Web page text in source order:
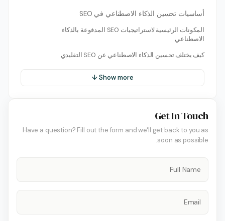
أساسيات تحسين الذكاء الاصطناعي في SEO
المكونات الرئيسية لاستراتيجيات SEO المدفوعة بالذكاء
الاصطناعي
كيف يختلف تحسين الذكاء الاصطناعي عن SEO التقليدي
Show more ↓
Get In Touch
Have a question? Fill out the form and we'll get back to you as
soon as possible.